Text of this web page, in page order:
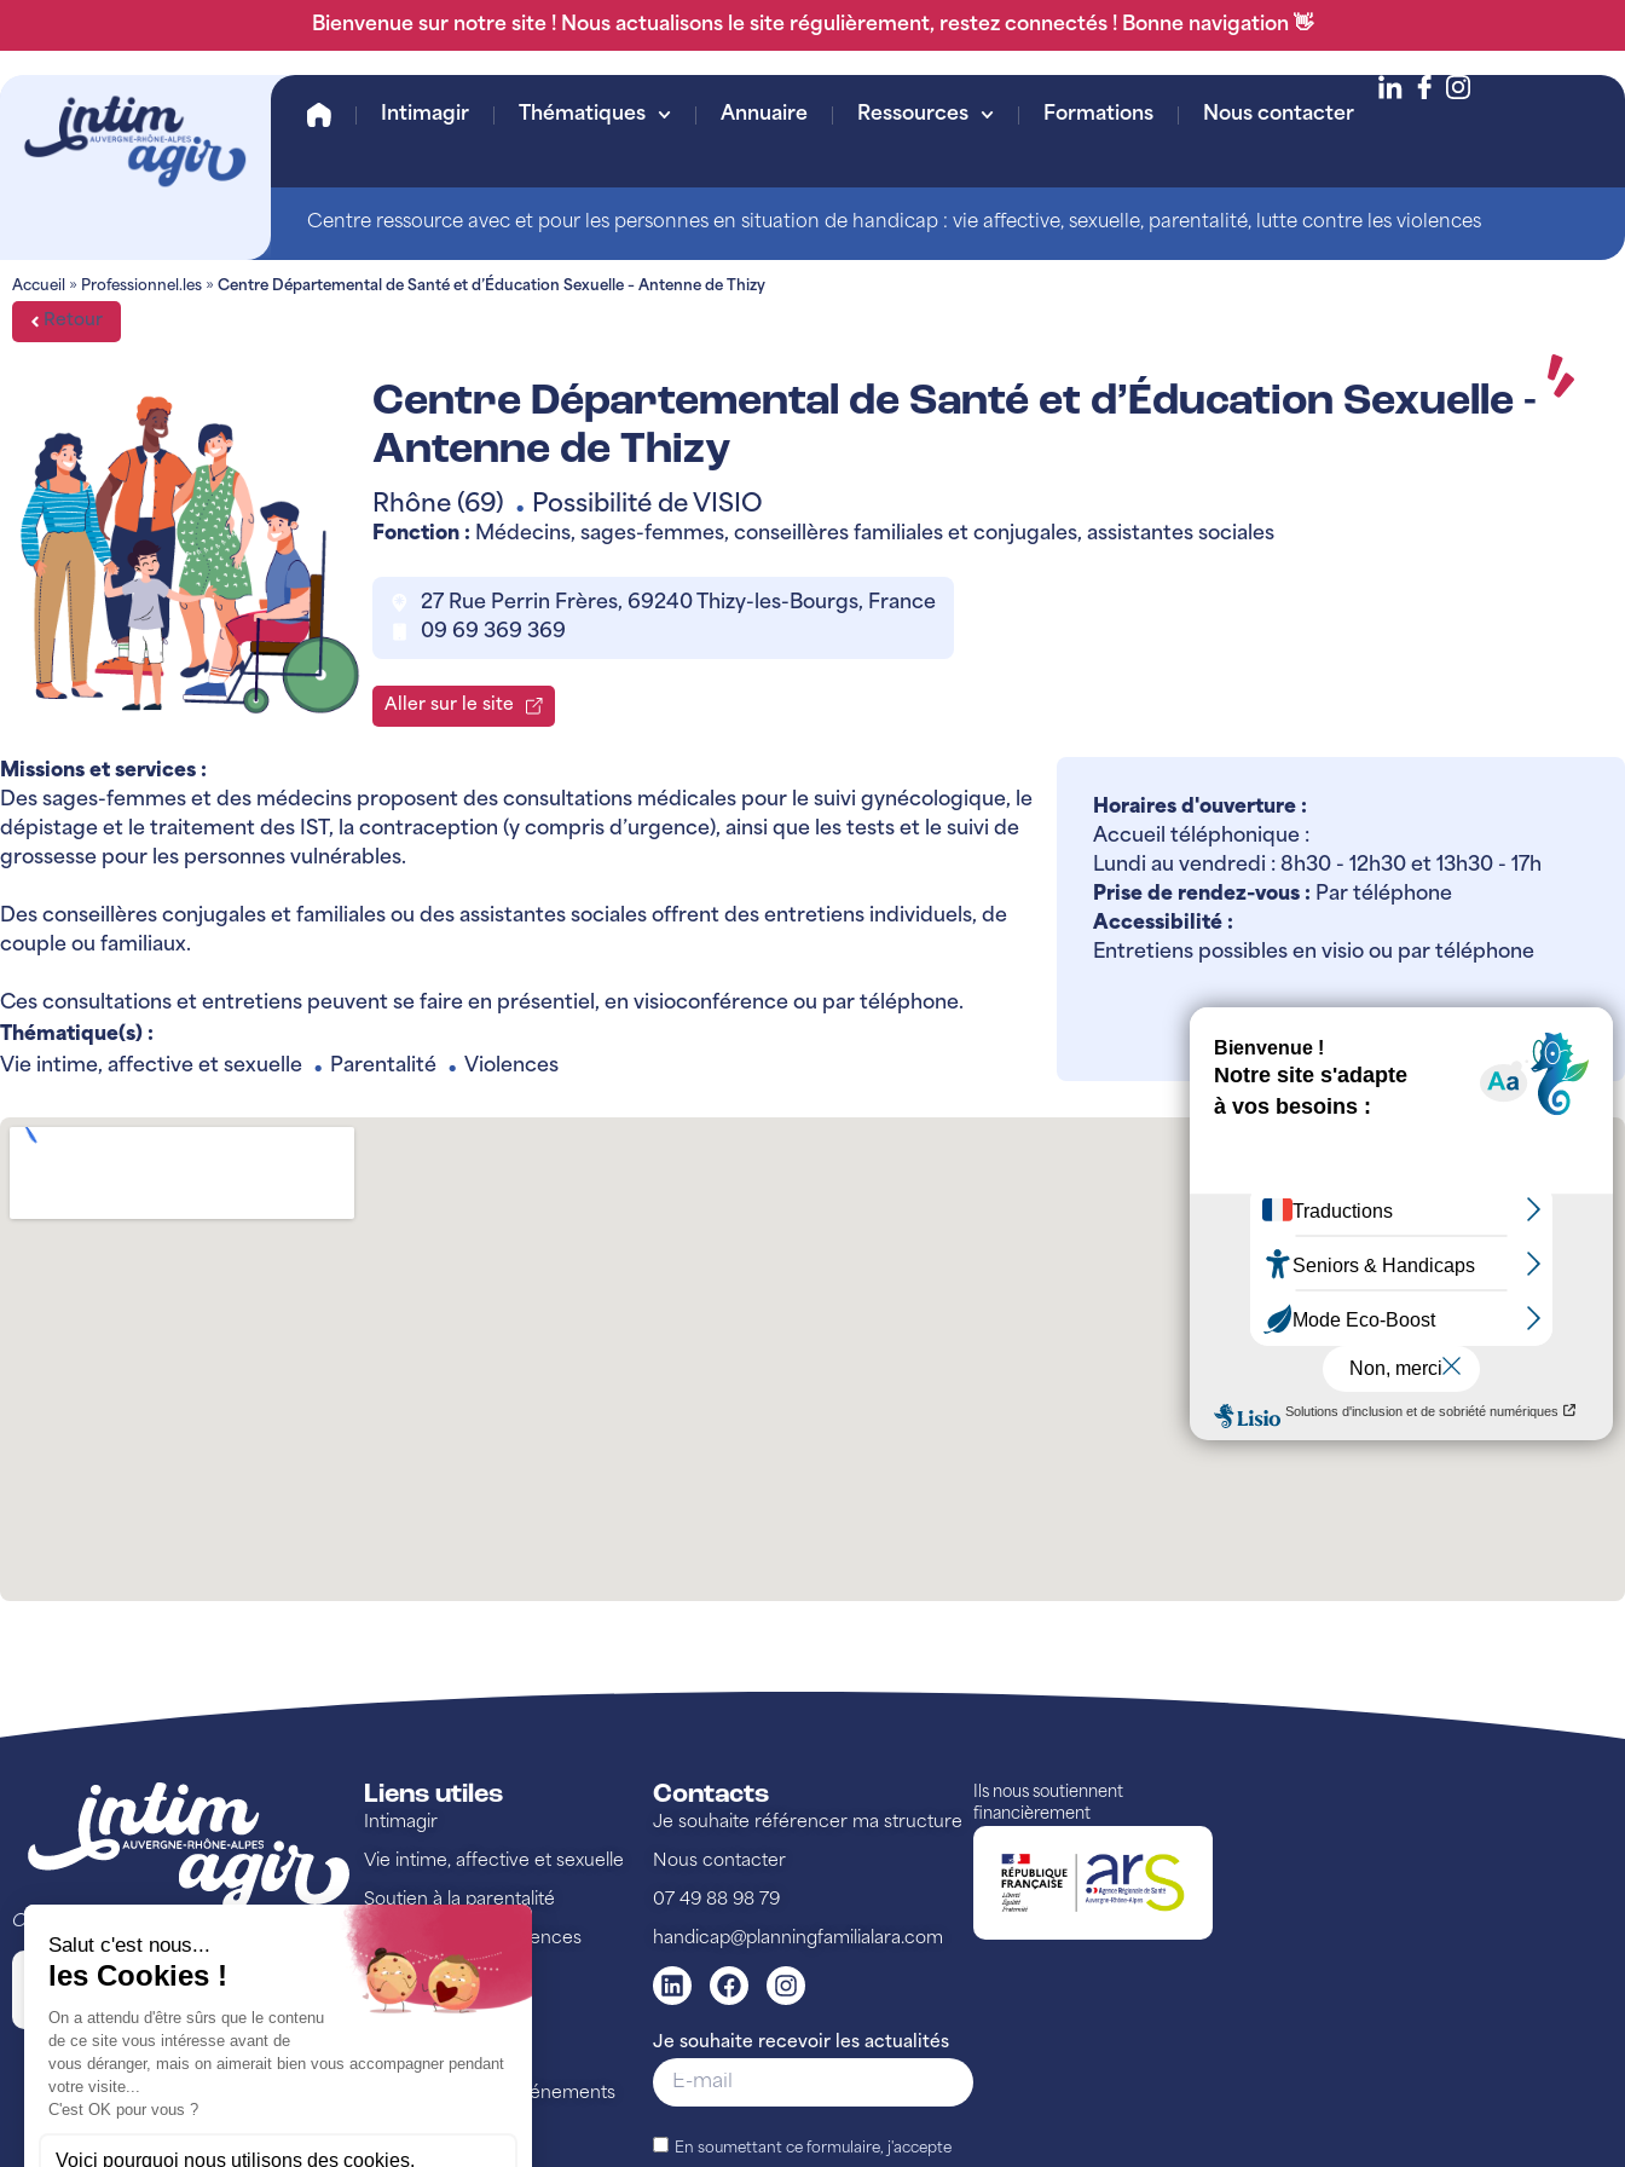
Bienvenue sur notre site ! Nous actualisons le site régulièrement, restez connectés ! Bonne navigation 👋
Intimagir Thématiques Annuaire Ressources Formations Nous contacter
Centre ressource avec et pour les personnes en situation de handicap : vie affective, sexuelle, parentalité, lutte contre les violences
Accueil » Professionnel.les » Centre Départemental de Santé et d’Éducation Sexuelle – Antenne de Thizy
Retour
Centre Départemental de Santé et d’Éducation Sexuelle -
Antenne de Thizy
Rhône (69) ● Possibilité de VISIO
Fonction : Médecins, sages-femmes, conseillères familiales et conjugales, assistantes sociales
27 Rue Perrin Frères, 69240 Thizy-les-Bourgs, France
09 69 369 369
Aller sur le site
Missions et services :
Des sages-femmes et des médecins proposent des consultations médicales pour le suivi gynécologique, le
dépistage et le traitement des IST, la contraception (y compris d’urgence), ainsi que les tests et le suivi de
grossesse pour les personnes vulnérables.
Des conseillères conjugales et familiales ou des assistantes sociales offrent des entretiens individuels, de
couple ou familiaux.
Ces consultations et entretiens peuvent se faire en présentiel, en visioconférence ou par téléphone.
Thématique(s) :
Vie intime, affective et sexuelle
● Parentalité ● Violences
Horaires d'ouverture :
Accueil téléphonique :
Lundi au vendredi : 8h30 - 12h30 et 13h30 - 17h
Prise de rendez-vous : Par téléphone
Accessibilité :
Entretiens possibles en visio ou par téléphone
Ce site est porté par
Liens utiles
Intimagir
Vie intime, affective et sexuelle
Soutien à la parentalité
Lutte contre les violences
Annuaire
Ressources
Nos actualités et événements
Contacts
Je souhaite référencer ma structure
Nous contacter
07 49 88 98 79
handicap@planningfamilialara.com
Je souhaite recevoir les actualités
En soumettant ce formulaire, j'accepte
Ils nous soutiennent
financièrement